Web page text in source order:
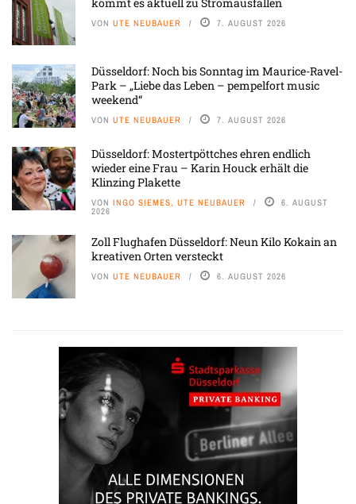
VON UTE NEUBAUER 7. AUGUST 2026
Düsseldorf: Noch bis Sonntag im Maurice-Ravel-
Park – „Liebe das Leben – pempelfort music
weekend“
VON UTE NEUBAUER 7. AUGUST 2026
Düsseldorf: Mostertpöttches ehren endlich
wieder eine Frau – Karin Houck erhält die
Klinzing Plakette
VON INGO SIEMES, UTE NEUBAUER 6. AUGUST
2026
Zoll Flughafen Düsseldorf: Neun Kilo Kokain an
kreativen Orten versteckt
VON UTE NEUBAUER 6. AUGUST 2026